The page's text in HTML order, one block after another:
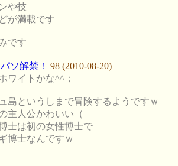
や技
が満載です
です
ソ解禁！
98 (2010-08-20)
ワイトかな^^；
島というしまで冒険するようですｗ
主人公かわいい（
士は初の女性博士で
博士なんですｗ